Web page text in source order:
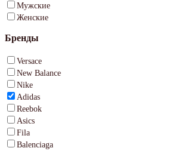
Мужские
Женские
Бренды
Versace
New Balance
Nike
Adidas
Reebok
Asics
Fila
Balenciaga